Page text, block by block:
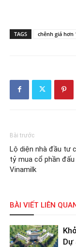
TAGS chênh giá hơn
Bài trước
Lộ diện nhà đầu tư
tỷ mua cổ phần đấu
Vinamilk
BÀI VIẾT LIÊN
Dự